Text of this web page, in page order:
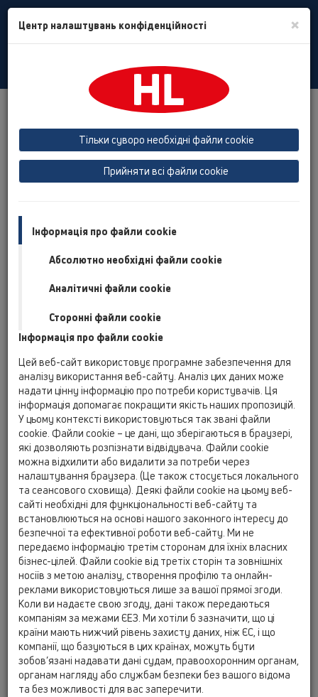
Toggle
Albania
Azerbaijan
Baltikum (Estonia, Latvia, Lithuania)
Belgium, Luxembourg, Netherlands
Cyprus
Czech Republic
Finland, Norway, Sweden
France
GB, Ireland, Iceland, USA
Germany
Hungary
Italy
Kazakhstan, Kyrgystan, Tajikistan
Macedonia
Moldavia
Poland
Portugal, Spain
Romania
Russia
Serbia, Montenegro
Slovakia, Belarus
Slovenia
Switzerland
Türkiye
Ukraine, Georgia
HL Kazakhstan, Kyrgystan,
Tajikistan
Посада
Ім'я
Прізвище
Центр налаштувань конфіденційності ×
Тільки суворо необхідні файли cookie
Прийняти всі файли cookie
Інформація про файли cookie
Абсолютно необхідні файли cookie
Аналітичні файли cookie
Сторонні файли cookie
Інформація про файли cookie
Цей веб-сайт використовує програмне забезпечення для
аналізу використання веб-сайту. Аналіз цих даних може
надати цінну інформацію про потреби користувачів. Ця
інформація допомагає покращити якість наших пропозицій.
У цьому контексті використовуються так звані файли
cookie. Файли cookie – це дані, що зберігаються в браузері,
які дозволяють розпізнати відвідувача. Файли cookie
можна відхилити або видалити за потреби через
налаштування браузера. (Це також стосується локального
та сеансового сховища). Деякі файли cookie на цьому веб-
сайті необхідні для функціональності веб-сайту та
встановлюються на основі нашого законного інтересу до
безпечної та ефективної роботи веб-сайту. Ми не
передаємо інформацію третім сторонам для їхніх власних
бізнес-цілей. Файли cookie від третіх сторін та зовнішніх
носіїв з метою аналізу, створення профілю та онлайн-
реклами використовуються лише за вашої прямої згоди.
Коли ви надаєте свою згоду, дані також передаються
компаніям за межами ЄЕЗ. Ми хотіли б зазначити, що ці
країни мають нижчий рівень захисту даних, ніж ЄС, і що
компанії, що базуються в цих країнах, можуть бути
зобов’язані надавати дані судам, правоохоронним органам,
органам нагляду або службам безпеки без вашого відома
та без можливості для вас заперечити.